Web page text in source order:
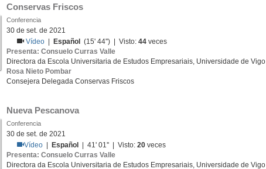
Conservas Friscos
Conferencia
30 de set. de 2021
Vídeo
Español (15' 44'') | Visto:44 veces
Presenta: Consuelo Curras Valle
Directora da Escola Universitaria de Estudos Empresariais, Universidade de Vigo
Rosa Nieto Pombar
Consejera Delegada Conservas Friscos
Nueva Pescanova
Conferencia
30 de set. de 2021
Vídeo
Español | 41' 01'' | Visto:20 veces
Presenta: Consuelo Curras Valle
Directora da Escola Universitaria de Estudos Empresariais, Universidade de Vigo